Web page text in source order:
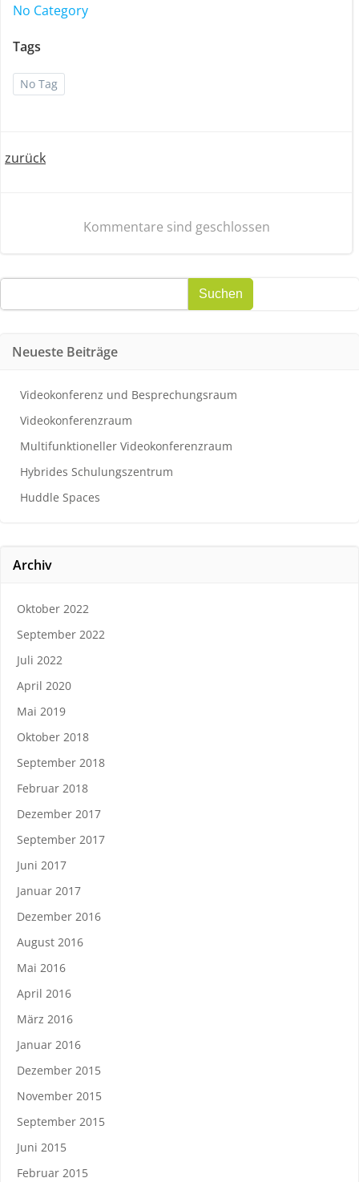
No Category
Tags
No Tag
Post
zurück
Kommentare sind geschlossen
Suchen Suchen
Neueste Beiträge
Videokonferenz und Besprechungsraum
Videokonferenzraum
Multifunktioneller Videokonferenzraum
Hybrides Schulungszentrum
Huddle Spaces
Archiv
Oktober 2022
September 2022
Juli 2022
April 2020
Mai 2019
Oktober 2018
September 2018
Februar 2018
Dezember 2017
September 2017
Juni 2017
Januar 2017
Dezember 2016
August 2016
Mai 2016
April 2016
März 2016
Januar 2016
Dezember 2015
November 2015
September 2015
Juni 2015
Februar 2015